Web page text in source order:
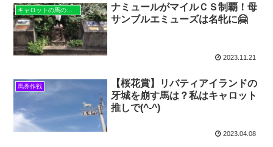
ナミュールがマイルＣＳ制覇！母
サンブルエミューズは名牝に🤗
2023.11.21
馬券作戦
【桜花賞】リバティアイランドの
牙城を崩す馬は？私はキャロット
推しで(^-^)
2023.04.08